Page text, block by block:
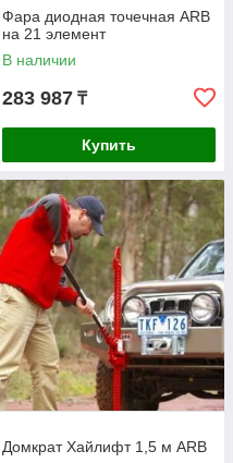
Фара диодная точечная ARB
на 21 элемент
В наличии
283 987 ₸
Купить
Домкрат Хайлифт 1,5 м ARB